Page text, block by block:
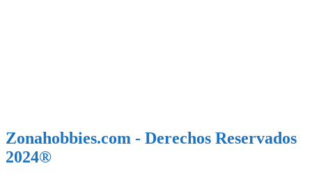
Zonahobbies.com - Derechos Reservados
2024®